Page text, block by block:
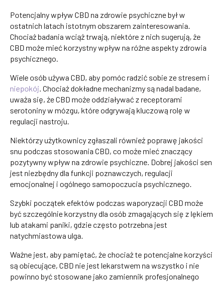
Potencjalny wpływ CBD na zdrowie psychiczne był w
ostatnich latach istotnym obszarem zainteresowania.
Chociaż badania wciąż trwają, niektóre z nich sugerują, że
CBD może mieć korzystny wpływ na różne aspekty zdrowia
psychicznego.
Wiele osób używa CBD, aby pomóc radzić sobie ze stresem i
niepokój. Chociaż dokładne mechanizmy są nadal badane,
uważa się, że CBD może oddziaływać z receptorami
serotoniny w mózgu, które odgrywają kluczową rolę w
regulacji nastroju.
Niektórzy użytkownicy zgłaszali również poprawę jakości
snu podczas stosowania CBD, co może mieć znaczący
pozytywny wpływ na zdrowie psychiczne. Dobrej jakości sen
jest niezbędny dla funkcji poznawczych, regulacji
emocjonalnej i ogólnego samopoczucia psychicznego.
Szybki początek efektów podczas waporyzacji CBD może
być szczególnie korzystny dla osób zmagających się z lękiem
lub atakami paniki, gdzie często potrzebna jest
natychmiastowa ulga.
Ważne jest, aby pamiętać, że chociaż te potencjalne korzyści
są obiecujące, CBD nie jest lekarstwem na wszystko i nie
powinno być stosowane jako zamiennik profesjonalnego